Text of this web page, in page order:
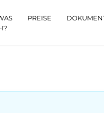
PREISE